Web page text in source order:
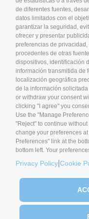
de diferentes fuentes,
datos limitados con el
garantizar la seguridad,
ofrecer y presentar
preferencias de
procedentes de otras
dispositivos, identificación
información transmitida de
localización geográfica
de la información
or withdraw your consent
clicking "I agree" you
Use the "Manage
"Reject" to continue
change your preferences
Preferences" link at the
bottom left. Your
Privacy Policy Cookie
SYNCRO